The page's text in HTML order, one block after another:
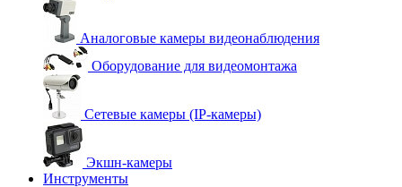
Аналоговые камеры видеонаблюдения
Оборудование для видеомонтажа
Сетевые камеры (IP-камеры)
Экшн-камеры
Инструменты